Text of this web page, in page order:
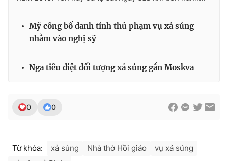
Theo dõi báo trên
Giấy phép hoạt động báo in và báo điện tử số 483/GP-BTTTT
Mỹ công bố danh tính thủ phạm vụ xả súng
nhằm vào nghị sỹ
Nga tiêu diệt đối tượng xả súng gần Moskva
0 0
Từ khóa: xả súng Nhà thờ Hồi giáo
vụ xả súng